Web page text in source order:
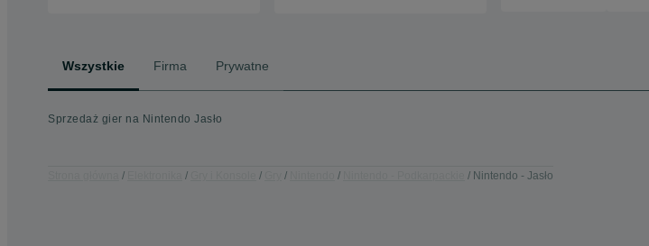
Wszystkie Firma Prywatne
Sprzedaż gier na Nintendo Jasło
Nintendo - Jasło